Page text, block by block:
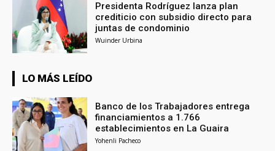
Presidenta Rodríguez lanza plan
crediticio con subsidio directo para
juntas de condominio
Wuinder Urbina
LO MÁS LEÍDO
Banco de los Trabajadores entrega
financiamientos a 1.766
establecimientos en La Guaira
Yohenli Pacheco